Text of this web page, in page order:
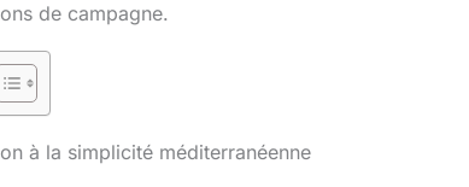
de campagne.
à la simplicité méditerranéenne